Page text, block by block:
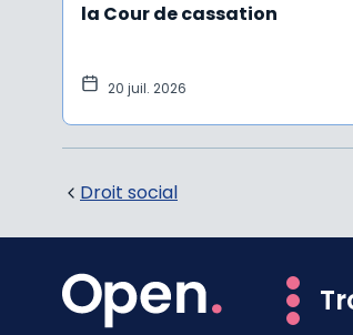
la Cour de cassation
20 juil. 2026
Droit social